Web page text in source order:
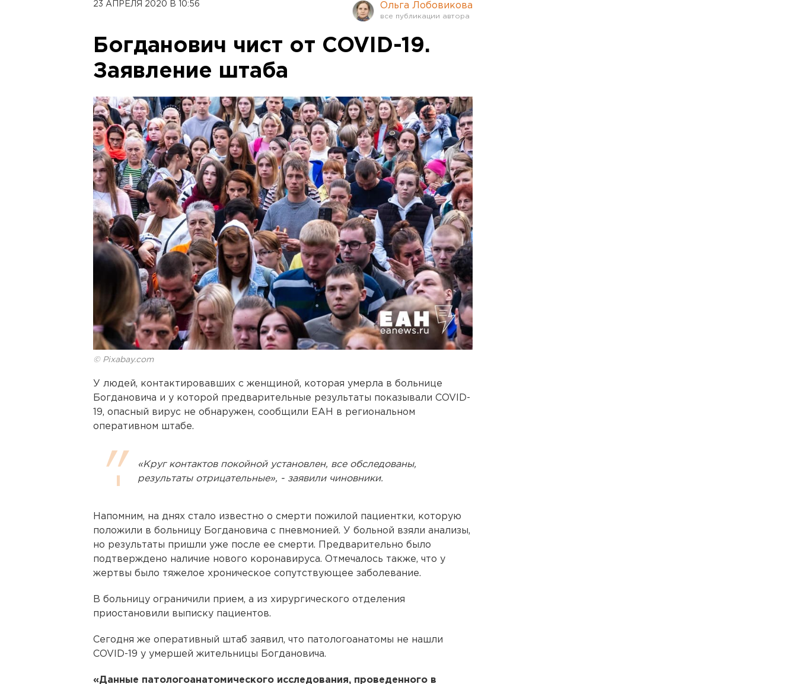
23 АПРЕЛЯ 2020 В 10:56 Ольга Лобовикова
Богданович чист от COVID-19.
Заявление штаба
© Pixabay.com
У людей, контактировавших с женщиной, которая умерла в больнице
Богдановича и у которой предварительные результаты показывали COVID-
19, опасный вирус не обнаружен, сообщили ЕАН в региональном
оперативном штабе.
«Круг контактов покойной установлен, все обследованы,
результаты отрицательные», - заявили чиновники.
Напомним, на днях стало известно о смерти пожилой пациентки, которую
положили в больницу Богдановича с пневмонией. У больной взяли анализы,
но результаты пришли уже после ее смерти. Предварительно было
подтверждено наличие нового коронавируса. Отмечалось также, что у
жертвы было тяжелое хроническое сопутствующее заболевание.
В больницу ограничили прием, а из хирургического отделения
приостановили выписку пациентов.
Сегодня же оперативный штаб заявил, что патологоанатомы не нашли
COVID-19 у умершей жительницы Богдановича.
«Данные патологоанатомического исследования, проведенного в